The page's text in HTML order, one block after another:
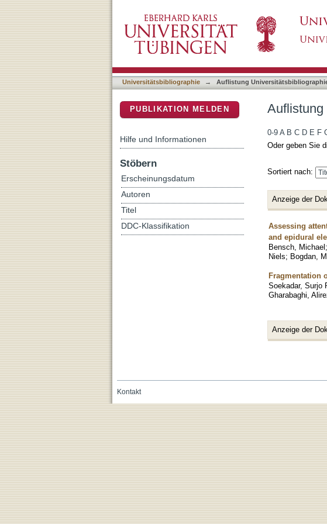
Universitätsbibliographie → Auflistung
Auflistung
0-9 A B C D E F
Oder geben Sie
Sortiert nach:
Anzeige der
Assessing
and epidural
Bensch, Michael;
Niels; Bogdan,
Fragmentation
Soekadar, Surjo
Gharabaghi,
Anzeige der
PUBLIKATION MELDEN
Hilfe und Informationen
Stöbern
Erscheinungsdatum
Autoren
Titel
DDC-Klassifikation
Kontakt